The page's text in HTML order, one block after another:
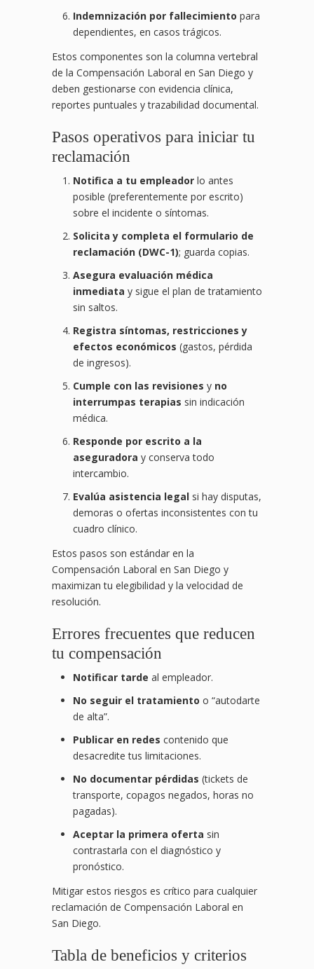
Indemnización por fallecimiento para
dependientes, en casos trágicos.
Estos componentes son la columna vertebral
de la Compensación Laboral en San Diego y
deben gestionarse con evidencia clínica,
reportes puntuales y trazabilidad documental.
Pasos operativos para iniciar tu
reclamación
Notifica a tu empleador lo antes
posible (preferentemente por escrito)
sobre el incidente o síntomas.
Solicita y completa el formulario de
reclamación (DWC-1); guarda copias.
Asegura evaluación médica
inmediata y sigue el plan de tratamiento
sin saltos.
Registra síntomas, restricciones y
efectos económicos (gastos, pérdida
de ingresos).
Cumple con las revisiones y no
interrumpas terapias sin indicación
médica.
Responde por escrito a la
aseguradora y conserva todo
intercambio.
Evalúa asistencia legal si hay disputas,
demoras o ofertas inconsistentes con tu
cuadro clínico.
Estos pasos son estándar en la
Compensación Laboral en San Diego y
maximizan tu elegibilidad y la velocidad de
resolución.
Errores frecuentes que reducen
tu compensación
Notificar tarde al empleador.
No seguir el tratamiento o “autodarte
de alta”.
Publicar en redes contenido que
desacredite tus limitaciones.
No documentar pérdidas (tickets de
transporte, copagos negados, horas no
pagadas).
Aceptar la primera oferta sin
contrastarla con el diagnóstico y
pronóstico.
Mitigar estos riesgos es crítico para cualquier
reclamación de Compensación Laboral en
San Diego.
Tabla de beneficios y criterios